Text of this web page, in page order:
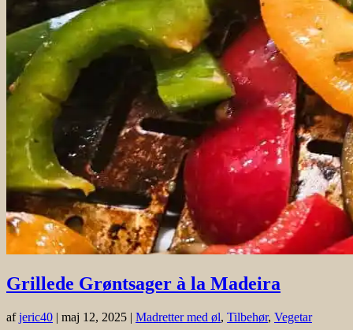
Grillede Grøntsager à la Madeira
afjeric40 | maj 12, 2025 | Madretter med øl, Tilbehør, Vegetar